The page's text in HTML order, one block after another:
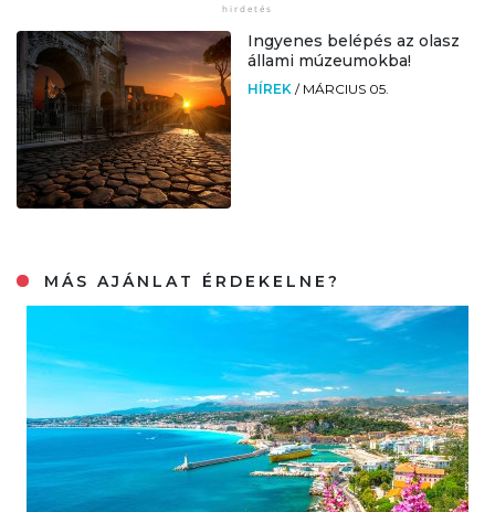
Ingyenes belépés az olasz
állami múzeumokba!
HÍREK / MÁRCIUS 05.
MÁS AJÁNLAT ÉRDEKELNE?